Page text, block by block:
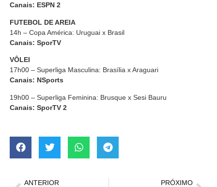
Canais: ESPN 2
FUTEBOL DE AREIA
14h – Copa América: Uruguai x Brasil
Canais: SporTV
VÔLEI
17h00 – Superliga Masculina: Brasília x Araguari
Canais: NSports
19h00 – Superliga Feminina: Brusque x Sesi Bauru
Canais: SporTV 2
ANTERIOR PRÓXIMO